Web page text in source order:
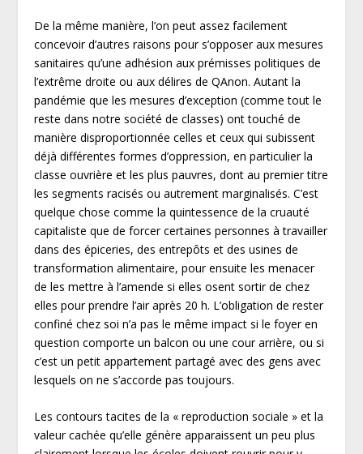
De la même manière, l’on peut assez facilement
concevoir d’autres raisons pour s’opposer aux mesures
sanitaires qu’une adhésion aux prémisses politiques de
l’extrême droite ou aux délires de QAnon. Autant la
pandémie que les mesures d’exception (comme tout le
reste dans notre société de classes) ont touché de
manière disproportionnée celles et ceux qui subissent
déjà différentes formes d’oppression, en particulier la
classe ouvrière et les plus pauvres, dont au premier titre
les segments racisés ou autrement marginalisés. C’est
quelque chose comme la quintessence de la cruauté
capitaliste que de forcer certaines personnes à travailler
dans des épiceries, des entrepôts et des usines de
transformation alimentaire, pour ensuite les menacer
de les mettre à l’amende si elles osent sortir de chez
elles pour prendre l’air après 20 h. L’obligation de rester
confiné chez soi n’a pas le même impact si le foyer en
question comporte un balcon ou une cour arrière, ou si
c’est un petit appartement partagé avec des gens avec
lesquels on ne s’accorde pas toujours.
Les contours tacites de la « reproduction sociale » et la
valeur cachée qu’elle génère apparaissent un peu plus